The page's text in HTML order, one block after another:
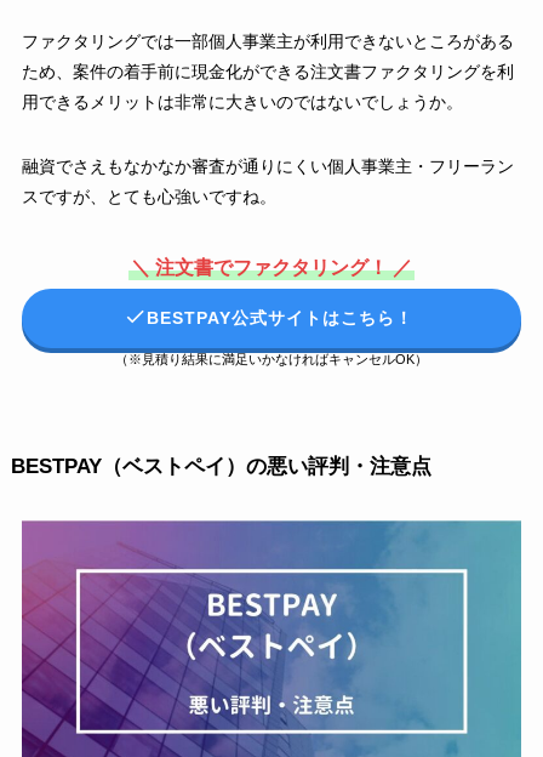
ファクタリングでは一部個人事業主が利用できないところがある
ため、案件の着手前に現金化ができる注文書ファクタリングを利
用できるメリットは非常に大きいのではないでしょうか。
融資でさえもなかなか審査が通りにくい個人事業主・フリーラン
スですが、とても心強いですね。
＼ 注文書でファクタリング！ ／
BESTPAY公式サイトはこちら！
（※見積り結果に満足いかなければキャンセルOK）
BESTPAY（ベストペイ）の悪い評判・注意点